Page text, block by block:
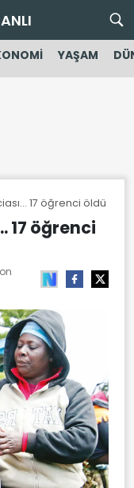
YAŞAM
17 öğrenci öldü
17 öğrenci